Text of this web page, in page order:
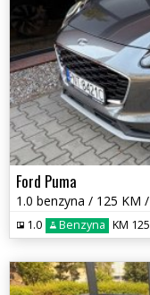
Ford Puma
1.0 Benzyna KM 125